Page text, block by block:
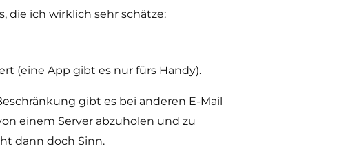
die ich wirklich sehr schätze:
(eine App gibt es nur fürs Handy).
gibt es bei anderen E-Mail
einem Server abzuholen und zu
dann doch Sinn.